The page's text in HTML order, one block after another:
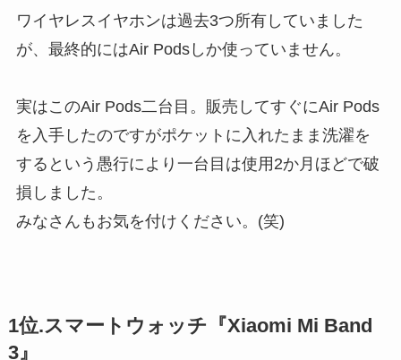
ワイヤレスイヤホンは過去3つ所有していました
が、最終的にはAir Podsしか使っていません。
実はこのAir Pods二台目。販売してすぐにAir Pods
を入手したのですがポケットに入れたまま洗濯を
するという愚行により一台目は使用2か月ほどで破
損しました。
みなさんもお気を付けください。(笑)
1位.スマートウォッチ『Xiaomi Mi Band
3』